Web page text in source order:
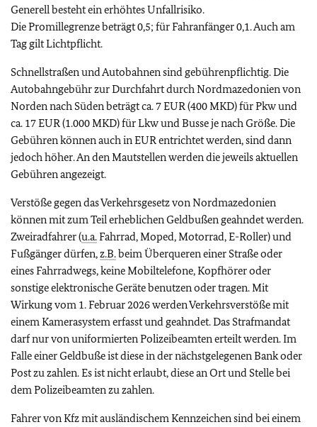
Generell besteht ein erhöhtes Unfallrisiko.
Die Promillegrenze beträgt 0,5; für Fahranfänger 0,1. Auch am
Tag gilt Lichtpflicht.
Schnellstraßen und Autobahnen sind gebührenpflichtig. Die
Autobahngebühr zur Durchfahrt durch Nordmazedonien von
Norden nach Süden beträgt ca. 7 EUR (400 MKD) für Pkw und
ca. 17 EUR (1.000 MKD) für Lkw und Busse je nach Größe. Die
Gebühren können auch in EUR entrichtet werden, sind dann
jedoch höher. An den Mautstellen werden die jeweils aktuellen
Gebühren angezeigt.
Verstöße gegen das Verkehrsgesetz von Nordmazedonien
können mit zum Teil erheblichen Geldbußen geahndet werden.
Zweiradfahrer (u.a.Fahrrad, Moped, Motorrad, E-Roller) und
Fußgänger dürfen,z.B.beim Überqueren einer Straße oder
eines Fahrradwegs, keine Mobiltelefone, Kopfhörer oder
sonstige elektronische Geräte benutzen oder tragen. Mit
Wirkung vom 1. Februar 2026 werden Verkehrsverstöße mit
einem Kamerasystem erfasst und geahndet. Das Strafmandat
darf nur von uniformierten Polizeibeamten erteilt werden. Im
Falle einer Geldbuße ist diese in der nächstgelegenen Bank oder
Post zu zahlen. Es ist nicht erlaubt, diese an Ort und Stelle bei
dem Polizeibeamten zu zahlen.
Fahrer von Kfz mit ausländischem Kennzeichen sind bei einem